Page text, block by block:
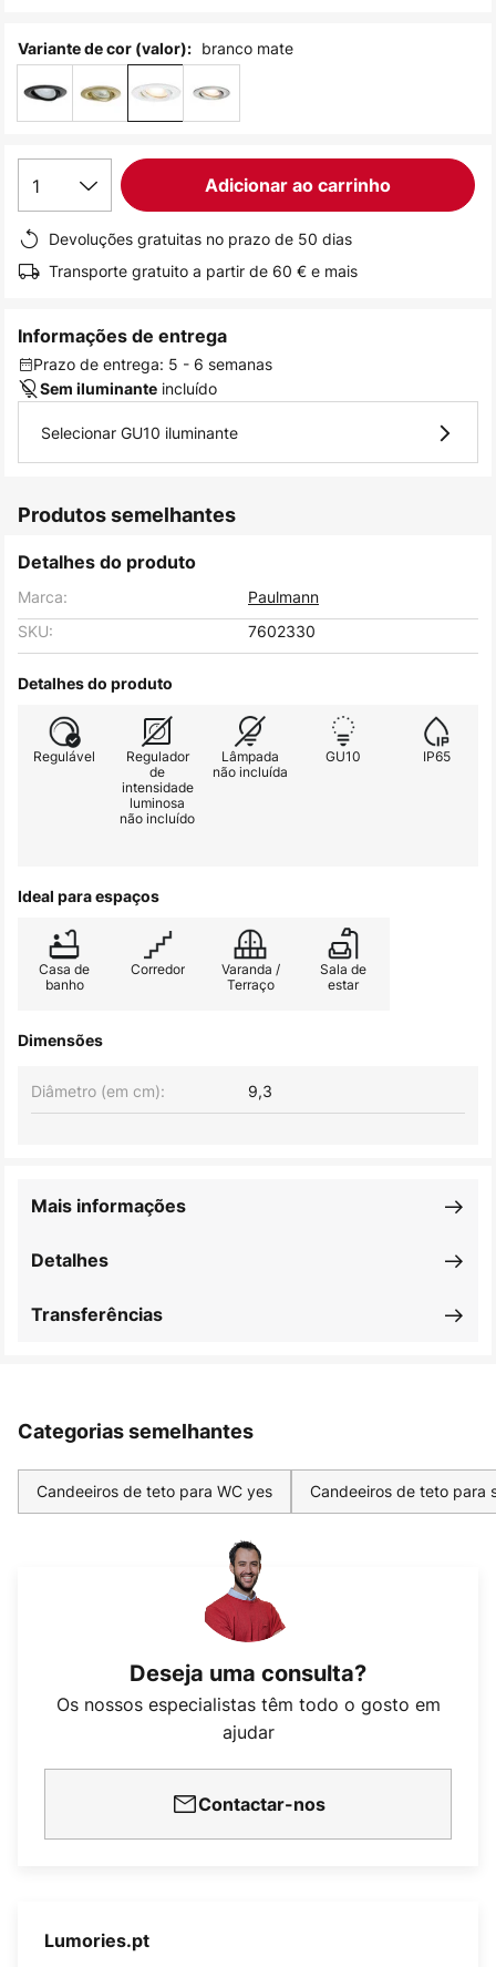
Variante de cor (valor): branco mate
1 Adicionar ao carrinho
Devoluções gratuitas no prazo de 50 dias
Transporte gratuito a partir de 60 € e mais
Informações de entrega
Prazo de entrega: 5 - 6 semanas
Sem iluminante incluído
Selecionar GU10 iluminante
Produtos semelhantes
Detalhes do produto
Marca:
Paulmann
SKU:
7602330
Detalhes do produto
Regulável
Regulador
de
intensidade
luminosa
não incluído
Lâmpada
não incluída
GU10 IP65
Ideal para espaços
Casa de
banho
Corredor
Varanda /
Terraço
Sala de
estar
Dimensões
Diâmetro (em cm): 9,3
Detalhes
Mais informações
Transferências
Categorias semelhantes
Candeeiros de teto para WC yes Candeeiros de teto para
Deseja uma consulta?
Os nossos especialistas têm todo o gosto em
ajudar
Contactar-nos
Lumories.pt